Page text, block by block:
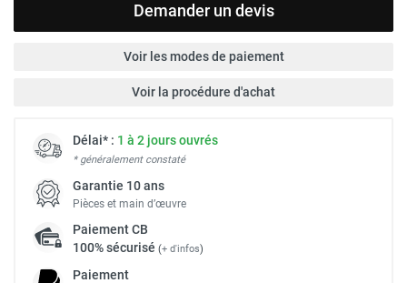
Demander un devis
Voir les modes de paiement
Voir la procédure d'achat
Délai* : 1 à 2 jours ouvrés
* généralement constaté
Garantie 10 ans
Pièces et main d’œuvre
PaiementCB
100% sécurisé (+ d'infos)
Paiement